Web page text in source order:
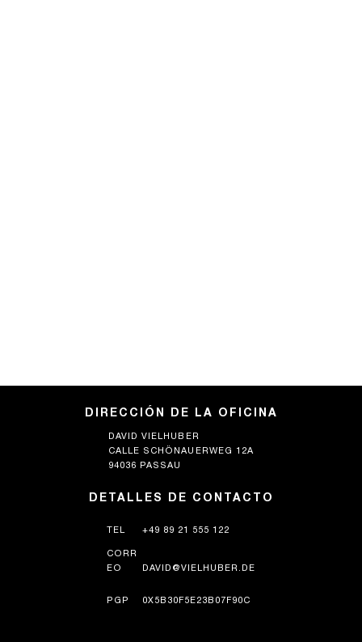
DIRECCIÓN DE LA OFICINA
DAVID VIELHUBER
CALLE SCHÖNAUERWEG 12A
94036 PASSAU
DETALLES DE CONTACTO
TEL +49 89 21 555 122
CORR
EO
DAVID@VIELHUBER.DE
PGP 0X5B30F5E23B07F90C